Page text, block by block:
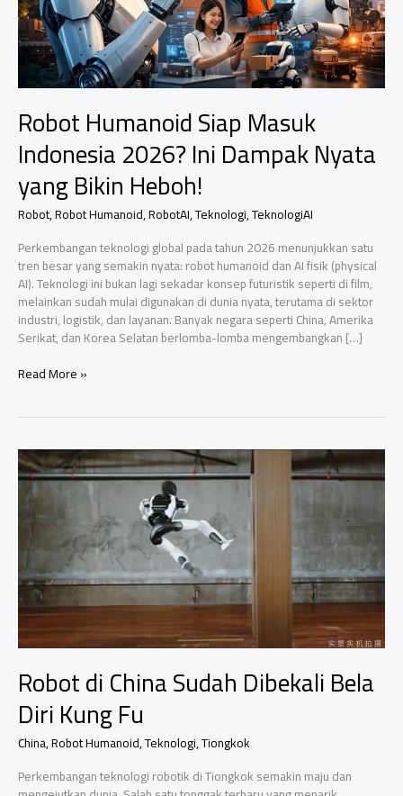
Robot Humanoid Siap Masuk
Indonesia 2026? Ini Dampak Nyata
yang Bikin Heboh!
Robot,Robot Humanoid,RobotAI,Teknologi,TeknologiAI
Perkembangan teknologi global pada tahun 2026 menunjukkan satu
tren besar yang semakin nyata: robot humanoid dan AI fisik (physical
AI). Teknologi ini bukan lagi sekadar konsep futuristik seperti di film,
melainkan sudah mulai digunakan di dunia nyata, terutama di sektor
industri, logistik, dan layanan. Banyak negara seperti China, Amerika
Serikat, dan Korea Selatan berlomba-lomba mengembangkan […]
Robot
Indonesia
2026?
Ini
Dampak
Nyata
yang
Bikin
Heboh!
Read More »
Robot di China Sudah Dibekali Bela
Diri Kung Fu
China,Robot Humanoid,Teknologi,Tiongkok
Perkembangan teknologi robotik di Tiongkok semakin maju dan